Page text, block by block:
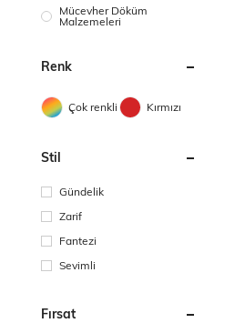
Mücevher Döküm
Malzemeleri
Renk
Çok renkli Kırmızı
Stil
Gündelik
Zarif
Fantezi
Sevimli
Fırsat